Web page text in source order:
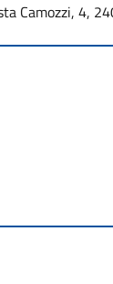
Camozzi, 4,